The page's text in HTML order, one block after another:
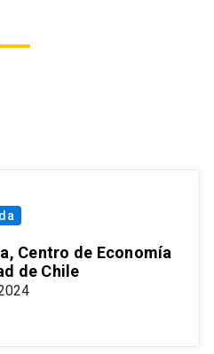
Centro de Economía
de Chile